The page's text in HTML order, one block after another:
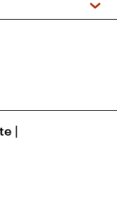
|